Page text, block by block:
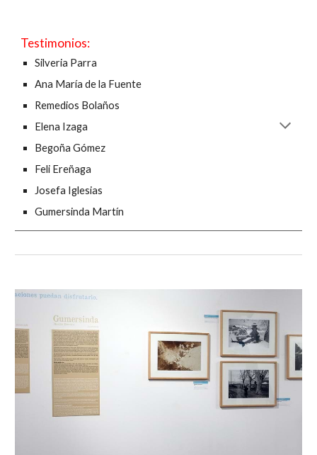
Testimonios:
Silveria Parra
Ana María de la Fuente
Remedios Bolaños
Elena Izaga
Begoña Gómez
Feli Ereñaga
Josefa Iglesias
Gumersinda Martín